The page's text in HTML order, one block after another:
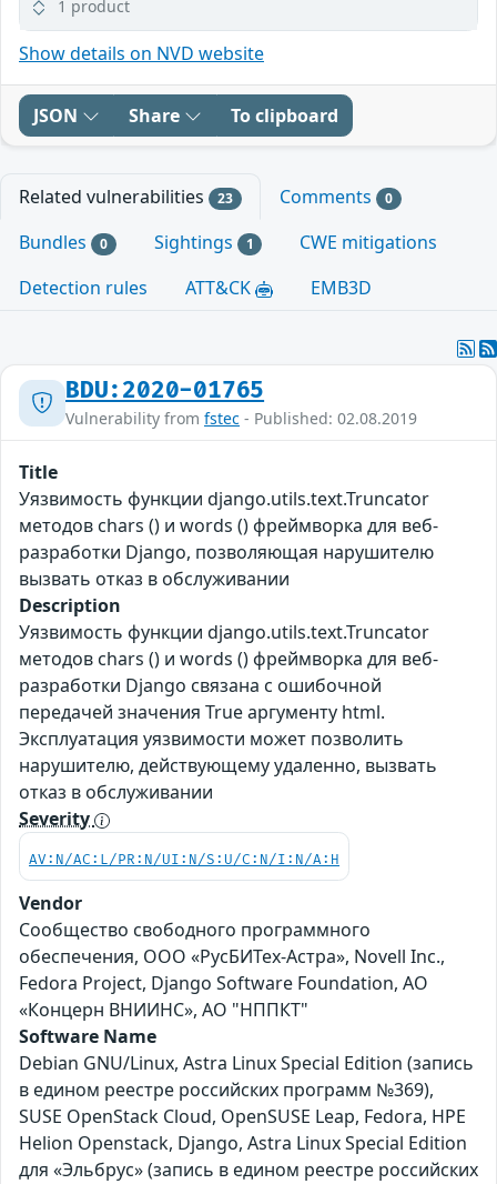
1 product
Show details on NVD website
JSON Share To clipboard
Related vulnerabilities 23 Comments 0
Bundles 0 Sightings 1
CWE mitigations
Detection rules
ATT&CK EMB3D
BDU:2020-01765
Vulnerability from fstec - Published: 02.08.2019
Title
Уязвимость функции django.utils.text.Truncator
методов chars () и words () фреймворка для веб-
разработки Django, позволяющая нарушителю
вызвать отказ в обслуживании
Description
Уязвимость функции django.utils.text.Truncator
методов chars () и words () фреймворка для веб-
разработки Django связана с ошибочной
передачей значения True аргументу html.
Эксплуатация уязвимости может позволить
нарушителю, действующему удаленно, вызвать
отказ в обслуживании
Severity
AV:N/AC:L/PR:N/UI:N/S:U/C:N/I:N/A:H
Vendor
Сообщество свободного программного
обеспечения, ООО «РусБИТех-Астра», Novell Inc.,
Fedora Project, Django Software Foundation, АО
«Концерн ВНИИНС», АО "НППКТ"
Software Name
Debian GNU/Linux, Astra Linux Special Edition (запись
в едином реестре российских программ №369),
SUSE OpenStack Cloud, OpenSUSE Leap, Fedora, HPE
Helion Openstack, Django, Astra Linux Special Edition
для «Эльбрус» (запись в едином реестре российских